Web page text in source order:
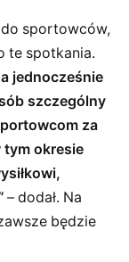
do sportowców,
te spotkania.
jednocześnie
szczególny
za
tym okresie
– dodał. Na
będzie